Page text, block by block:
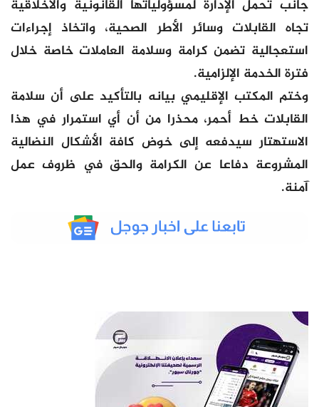
جانب تحمل الإدارة لمسؤولياتها القانونية والأخلاقية
تجاه القابلات وسائر الأطر الصحية، واتخاذ إجراءات
استعجالية تضمن كرامة وسلامة العاملات خاصة خلال
فترة الخدمة الإلزامية.
وختم المكتب الإقليمي بيانه بالتأكيد على أن سلامة
القابلات خط أحمر، محذرا من أن أي استمرار في هذا
الاستهتار سيدفعه إلى خوض كافة الأشكال النضالية
المشروعة دفاعا عن الكرامة والحق في ظروف عمل
آمنة.